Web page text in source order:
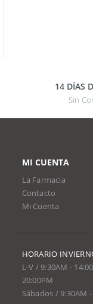
14 DÍAS
Sin
MI CUENTA
La Farmacia
Contacto
Mi Cuenta
HORARIO
L-V / 9:30AM -
20:00PM
Sábados / 9:30AM